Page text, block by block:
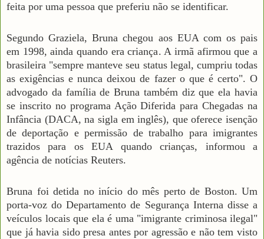
feita por uma pessoa que preferiu não se identificar.
Segundo Graziela, Bruna chegou aos EUA com os pais
em 1998, ainda quando era criança. A irmã afirmou que a
brasileira "sempre manteve seu status legal, cumpriu todas
as exigências e nunca deixou de fazer o que é certo". O
advogado da família de Bruna também diz que ela havia
se inscrito no programa Ação Diferida para Chegadas na
Infância (DACA, na sigla em inglês), que oferece isenção
de deportação e permissão de trabalho para imigrantes
trazidos para os EUA quando crianças, informou a
agência de notícias Reuters.
Bruna foi detida no início do mês perto de Boston. Um
porta-voz do Departamento de Segurança Interna disse a
veículos locais que ela é uma "imigrante criminosa ilegal"
que já havia sido presa antes por agressão e não tem visto